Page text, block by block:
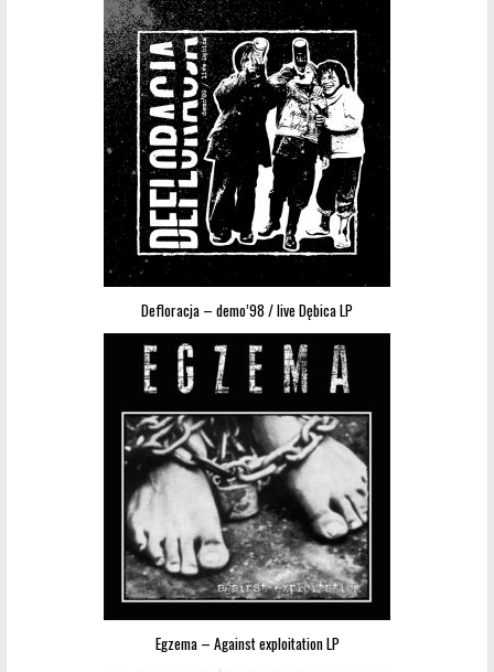
Defloracja – demo’98 / live Dębica LP
Egzema – Against exploitation LP